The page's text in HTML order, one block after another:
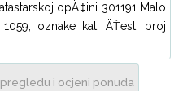
opÄ‡ini 301191 Malo
oznake kat. ÄŤest. broj
i ocjeni ponuda